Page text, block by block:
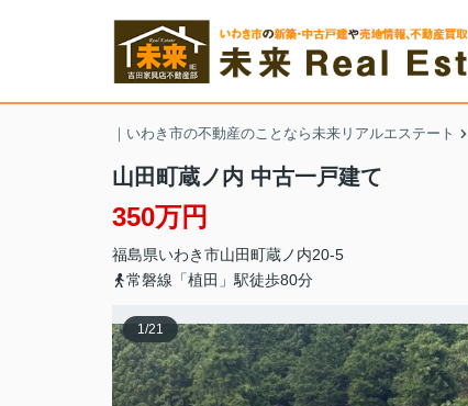
｜いわき市の不動産のことなら未来リアルエステート
山田町蔵ノ内 中古一戸建て
350万円
福島県いわき市山田町蔵ノ内20-5
常磐線「植田」駅徒歩80分
1/21